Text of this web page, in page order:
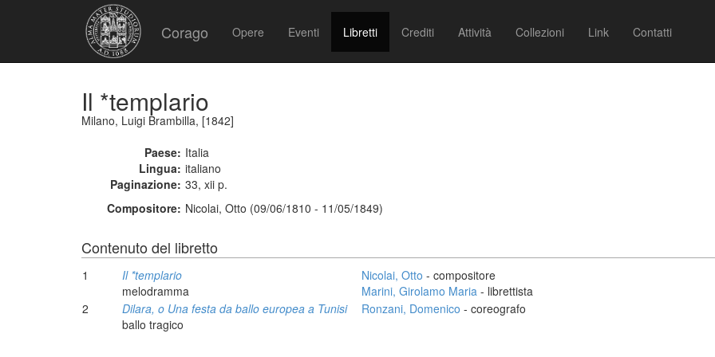
Corago Opere Eventi Libretti Crediti Attività Collezioni Link Contatti
Il *templario
Milano, Luigi Brambilla, [1842]
Paese: Italia
Lingua: italiano
Paginazione: 33, xii p.
Compositore: Nicolai, Otto (09/06/1810 - 11/05/1849)
Contenuto del libretto
1
Il *templario
melodramma
Nicolai, Otto - compositore
Marini, Girolamo Maria - librettista
2
Dilara, o Una festa da ballo europea a Tunisi
ballo tragico
Ronzani, Domenico - coreografo